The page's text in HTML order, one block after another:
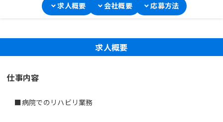
求人概要 会社概要 応募方法
求人概要
仕事内容
■病院でのリハビリ業務